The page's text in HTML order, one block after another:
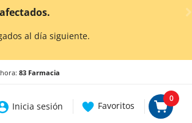
al día siguiente.
83 Farmacia
Inicia sesión Favoritos
0